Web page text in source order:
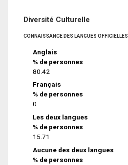
Diversité Culturelle
CONNAISSANCE DES LANGUES OFFICIELLES
Anglais
% de personnes
80.42
Français
% de personnes
0
Les deux langues
% de personnes
15.71
Aucune des deux langues
% de personnes